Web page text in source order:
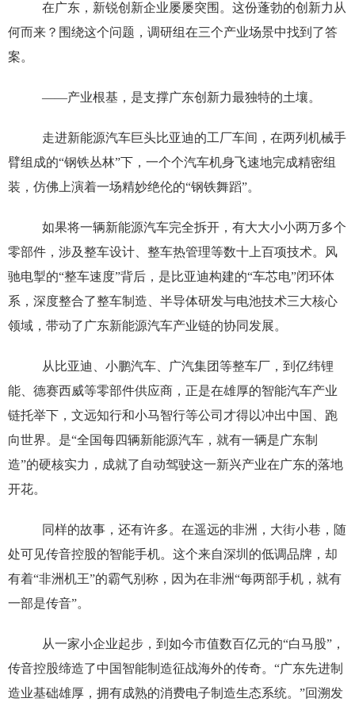
在广东，新锐创新企业屡屡突围。这份蓬勃的创新力从
何而来？围绕这个问题，调研组在三个产业场景中找到了答
案。
——产业根基，是支撑广东创新力最独特的土壤。
走进新能源汽车巨头比亚迪的工厂车间，在两列机械手
臂组成的“钢铁丛林”下，一个个汽车机身飞速地完成精密组
装，仿佛上演着一场精妙绝伦的“钢铁舞蹈”。
如果将一辆新能源汽车完全拆开，有大大小小两万多个
零部件，涉及整车设计、整车热管理等数十上百项技术。风
驰电掣的“整车速度”背后，是比亚迪构建的“车芯电”闭环体
系，深度整合了整车制造、半导体研发与电池技术三大核心
领域，带动了广东新能源汽车产业链的协同发展。
从比亚迪、小鹏汽车、广汽集团等整车厂，到亿纬锂
能、德赛西威等零部件供应商，正是在雄厚的智能汽车产业
链托举下，文远知行和小马智行等公司才得以冲出中国、跑
向世界。是“全国每四辆新能源汽车，就有一辆是广东制
造”的硬核实力，成就了自动驾驶这一新兴产业在广东的落地
开花。
同样的故事，还有许多。在遥远的非洲，大街小巷，随
处可见传音控股的智能手机。这个来自深圳的低调品牌，却
有着“非洲机王”的霸气别称，因为在非洲“每两部手机，就有
一部是传音”。
从一家小企业起步，到如今市值数百亿元的“白马股”，
传音控股缔造了中国智能制造征战海外的传奇。“广东先进制
造业基础雄厚，拥有成熟的消费电子制造生态系统。”回溯发